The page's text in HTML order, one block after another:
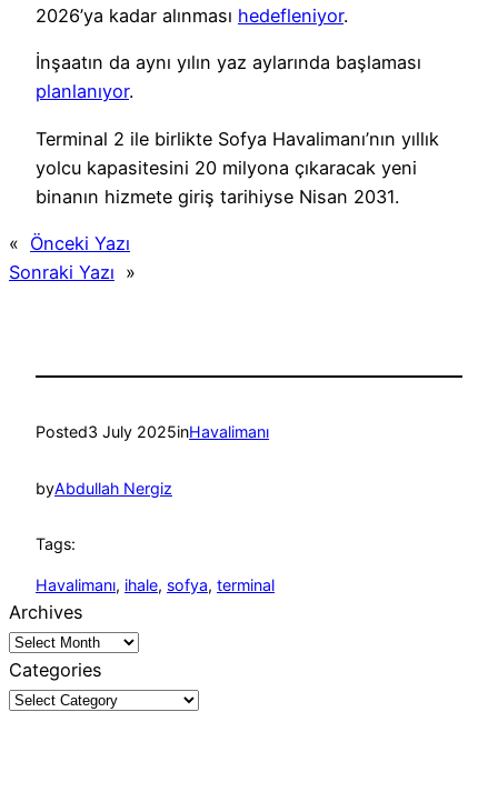
2026’ya kadar alınması hedefleniyor.
İnşaatın da aynı yılın yaz aylarında başlaması
planlanıyor.
Terminal 2 ile birlikte Sofya Havalimanı’nın yıllık
yolcu kapasitesini 20 milyona çıkaracak yeni
binanın hizmete giriş tarihiyse Nisan 2031.
« Önceki Yazı
Sonraki Yazı »
Posted3 July 2025inHavalimanı
byAbdullah Nergiz
Tags:
Havalimanı, ihale, sofya, terminal
Archives
Categories